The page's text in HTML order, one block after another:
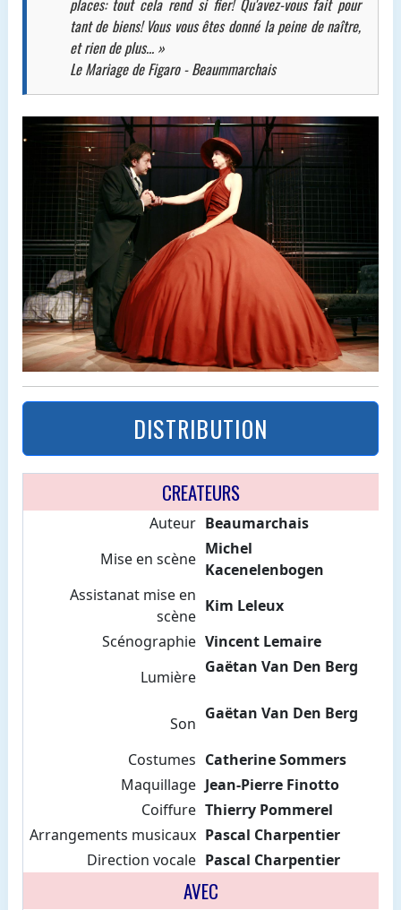
places: tout cela rend si fier! Qu'avez-vous fait pour
tant de biens! Vous vous êtes donné la peine de naître,
et rien de plus... »
Le Mariage de Figaro - Beaummarchais
DISTRIBUTION
CREATEURS
Auteur Beaumarchais
Mise en scène
Michel
Kacenelenbogen
Assistanat mise en
scène
Kim Leleux
Scénographie Vincent Lemaire
Lumière
Gaëtan Van Den Berg
Son
Gaëtan Van Den Berg
Costumes Catherine Sommers
Maquillage Jean-Pierre Finotto
Coiffure Thierry Pommerel
Arrangements musicaux Pascal Charpentier
Direction vocale Pascal Charpentier
AVEC